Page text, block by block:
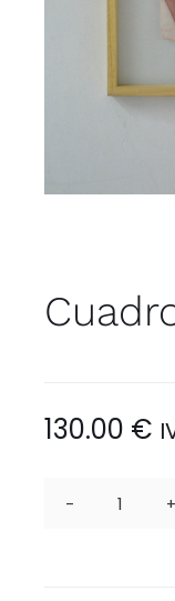
130.00 €
Cuadro